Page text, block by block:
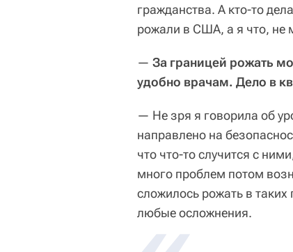
гражданства. А кто-то
рожали в США, а я что, не
— За границей рожать
удобно врачам. Дело в
— Не зря я говорила об
направлено на
что что-то случится с
много проблем потом
сложилось рожать в
любые осложнения.